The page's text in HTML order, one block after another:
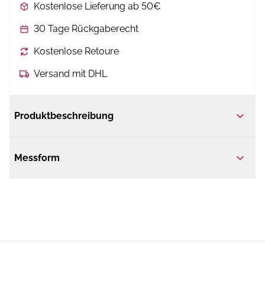
Kostenlose Lieferung ab 50€
30 Tage Rückgaberecht
Kostenlose Retoure
Versand mit DHL
Produktbeschreibung
Messform